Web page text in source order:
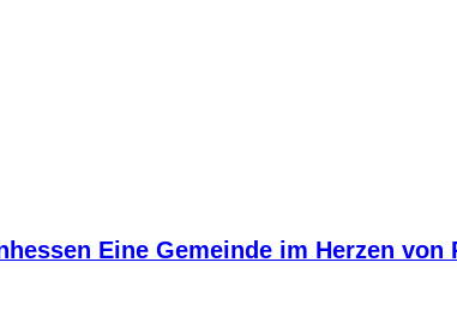
Eine Gemeinde im Herzen von